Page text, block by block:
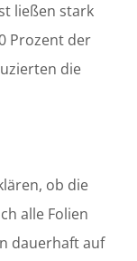
ließen stark
Prozent der
die
ob die
alle Folien
dauerhaft auf